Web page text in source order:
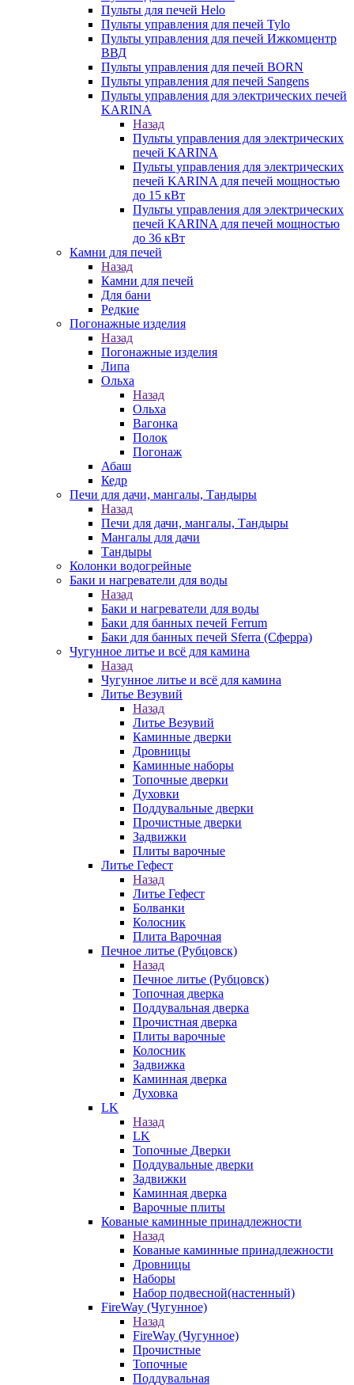
Пульты для печей Helo
Пульты управления для печей Tylo
Пульты управления для печей Ижкомцентр
ВВД
Пульты управления для печей BORN
Пульты управления для печей Sangens
Пульты управления для электрических печей
KARINA
Назад
Пульты управления для электрических
печей KARINA
Пульты управления для электрических
печей KARINA для печей мощностью
до 15 кВт
Пульты управления для электрических
печей KARINA для печей мощностью
до 36 кВт
Камни для печей
Назад
Камни для печей
Для бани
Редкие
Погонажные изделия
Назад
Погонажные изделия
Липа
Ольха
Назад
Ольха
Вагонка
Полок
Погонаж
Абаш
Кедр
Печи для дачи, мангалы, Тандыры
Назад
Печи для дачи, мангалы, Тандыры
Мангалы для дачи
Тандыры
Колонки водогрейные
Баки и нагреватели для воды
Назад
Баки и нагреватели для воды
Баки для банных печей Ferrum
Баки для банных печей Sferra (Сферра)
Чугунное литье и всё для камина
Назад
Чугунное литье и всё для камина
Литье Везувий
Назад
Литье Везувий
Каминные дверки
Дровницы
Каминные наборы
Топочные дверки
Духовки
Поддувальные дверки
Прочистные дверки
Задвижки
Плиты варочные
Литье Гефест
Назад
Литье Гефест
Болванки
Колосник
Плита Варочная
Печное литье (Рубцовск)
Назад
Печное литье (Рубцовск)
Топочная дверка
Поддувальная дверка
Прочистная дверка
Плиты варочные
Колосник
Задвижка
Каминная дверка
Духовка
LK
Назад
LK
Топочные Дверки
Поддувальные дверки
Задвижки
Каминная дверка
Варочные плиты
Кованые каминные принадлежности
Назад
Кованые каминные принадлежности
Дровницы
Наборы
Набор подвесной(настенный)
FireWay (Чугунное)
Назад
FireWay (Чугунное)
Прочистные
Топочные
Поддувальная